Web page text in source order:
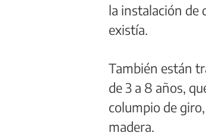
la instalación de
existía.
También están
de 3 a 8 años,
columpio de
madera.